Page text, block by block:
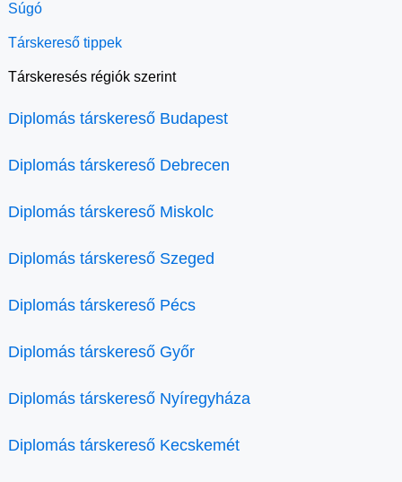
Súgó
Társkereső tippek
Társkeresés régiók szerint
Diplomás társkereső Budapest
Diplomás társkereső Debrecen
Diplomás társkereső Miskolc
Diplomás társkereső Szeged
Diplomás társkereső Pécs
Diplomás társkereső Győr
Diplomás társkereső Nyíregyháza
Diplomás társkereső Kecskemét